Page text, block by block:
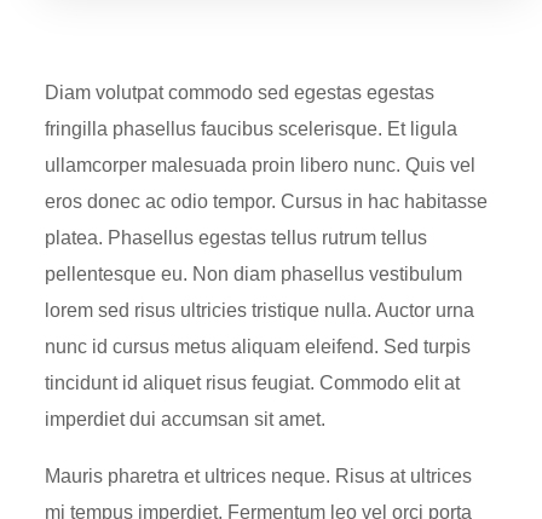
Diam volutpat commodo sed egestas egestas
fringilla phasellus faucibus scelerisque. Et ligula
ullamcorper malesuada proin libero nunc. Quis vel
eros donec ac odio tempor. Cursus in hac habitasse
platea. Phasellus egestas tellus rutrum tellus
pellentesque eu. Non diam phasellus vestibulum
lorem sed risus ultricies tristique nulla. Auctor urna
nunc id cursus metus aliquam eleifend. Sed turpis
tincidunt id aliquet risus feugiat. Commodo elit at
imperdiet dui accumsan sit amet.
Mauris pharetra et ultrices neque. Risus at ultrices
mi tempus imperdiet. Fermentum leo vel orci porta